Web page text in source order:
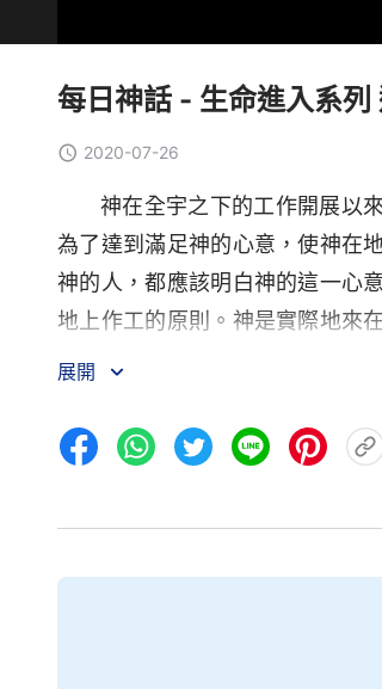
每日神話 - 生命進入系
2020-07-26
神在全宇之下的工作開展以
為了達到滿足神的心意，使神在
神的人，都應該明白神的這一心
地上作工的原則。神是實際地來
幸事奉實際的神，這是你們天大
靈的作工，是追求 真理 的人，這
罰，那麽你的性情仍代表撒但，
而因着事奉神更加頑固，使你的
展開